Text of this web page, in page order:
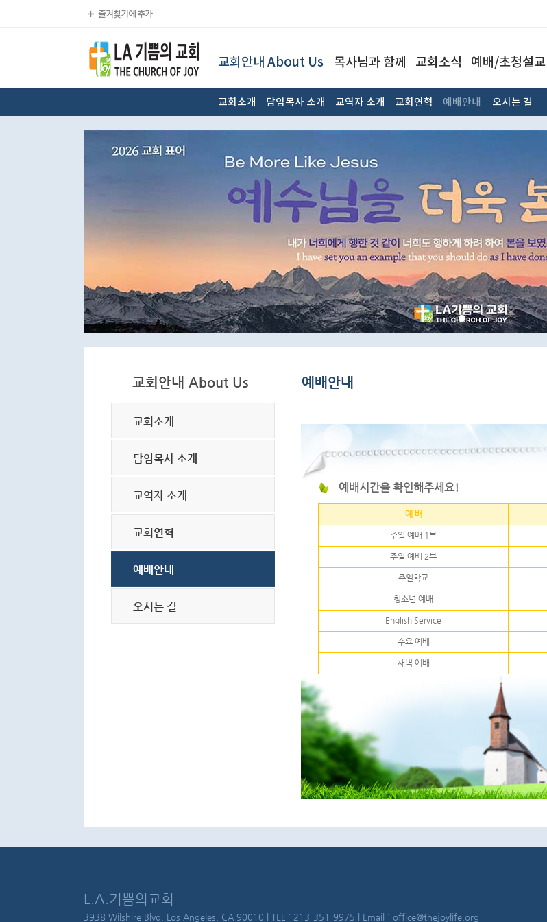
예배시간을 확인해주세요!
예 배
주일 예배 1부
주일 예배 2부
주일학교
청소년 예배
English Service
수요 예배
새벽 예배
L.A.기쁨의교회
3938 Wilshire Blvd. Los Angeles, CA 90010 | TEL : 213-351-9975 | Email : office@thejoylife.org